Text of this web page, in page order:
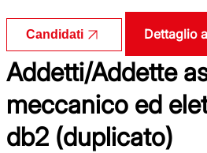
Candidati Dettaglio
Addetti/Addette
meccanico ed
db2 (duplicato)